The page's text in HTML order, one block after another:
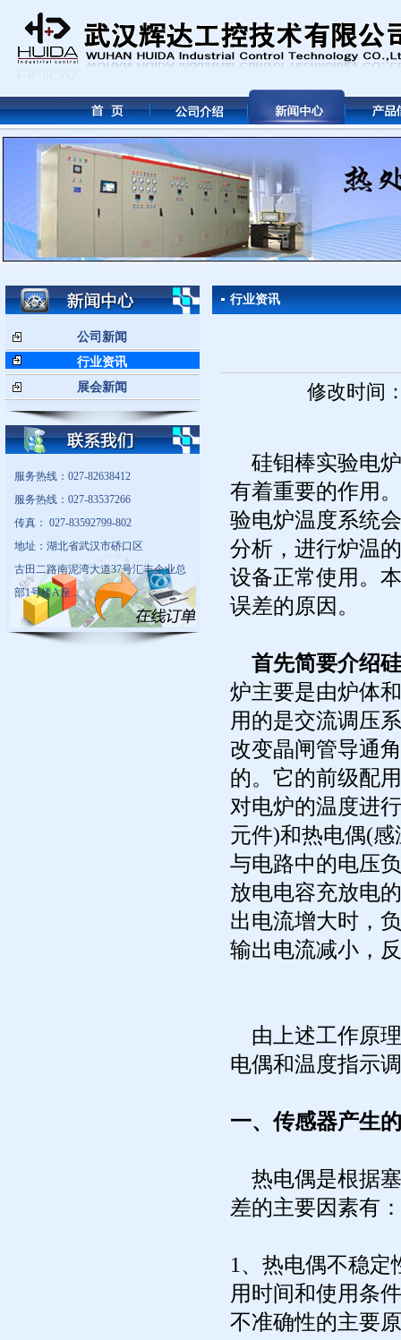
公司新闻
行业资讯
展会新闻
服务热线：027-82638412
服务热线：027-83537266
传真： 027-83592799-802
地址：湖北省武汉市硚口区
古田二路南泥湾大道37号汇丰企业总
部1号楼A座...
行业资讯
修改时间
硅钼棒实验电
有着重要的作用
验电炉温度系统
分析，进行炉温
设备正常使用。
误差的原因。
首先简要介绍
炉主要是由炉体
用的是交流调压
改变晶闸管导通
的。它的前级配
对电炉的温度进
元件)和热电偶(
与电路中的电压
放电电容充放电
出电流增大时，
输出电流减小，
由上述工作原
电偶和温度指示
一、传感器产生
热电偶是根据塞
差的主要因素有：
1、热电偶不稳
用时间和使用条
不准确性的主要